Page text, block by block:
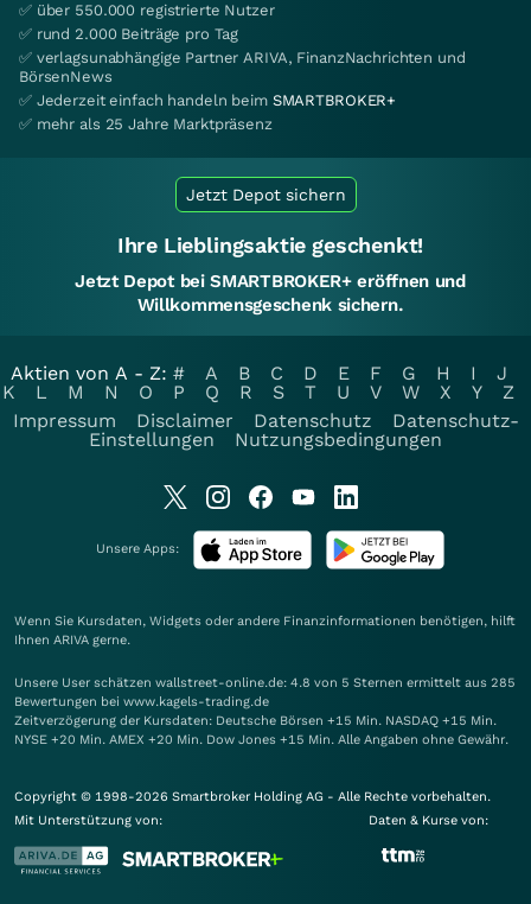
✅ über 550.000 registrierte Nutzer
✅ rund 2.000 Beiträge pro Tag
✅ verlagsunabhängige Partner ARIVA, FinanzNachrichten und
BörsenNews
✅ Jederzeit einfach handeln beim SMARTBROKER+
✅ mehr als 25 Jahre Marktpräsenz
Jetzt Depot sichern
Ihre Lieblingsaktie geschenkt!
Jetzt Depot bei SMARTBROKER+ eröffnen und
Willkommensgeschenk sichern.
Aktien von A - Z: # A B C D E F G H I
J
K
L M N O P Q R S T U V W X Y
Z
Impressum
Disclaimer Datenschutz
Datenschutz-
Einstellungen
Nutzungsbedingungen
Unsere Apps:
Wenn Sie Kursdaten, Widgets oder andere Finanzinformationen benötigen, hilft
Ihnen ARIVA gerne.
Unsere User schätzen wallstreet-online.de: 4.8 von 5 Sternen ermittelt aus 285
Bewertungen bei www.kagels-trading.de
Zeitverzögerung der Kursdaten: Deutsche Börsen +15 Min. NASDAQ +15 Min.
NYSE +20 Min. AMEX +20 Min. Dow Jones +15 Min. Alle Angaben ohne Gewähr.
Copyright © 1998-2026 Smartbroker Holding AG - Alle Rechte vorbehalten.
Mit Unterstützung von:
Daten & Kurse von: